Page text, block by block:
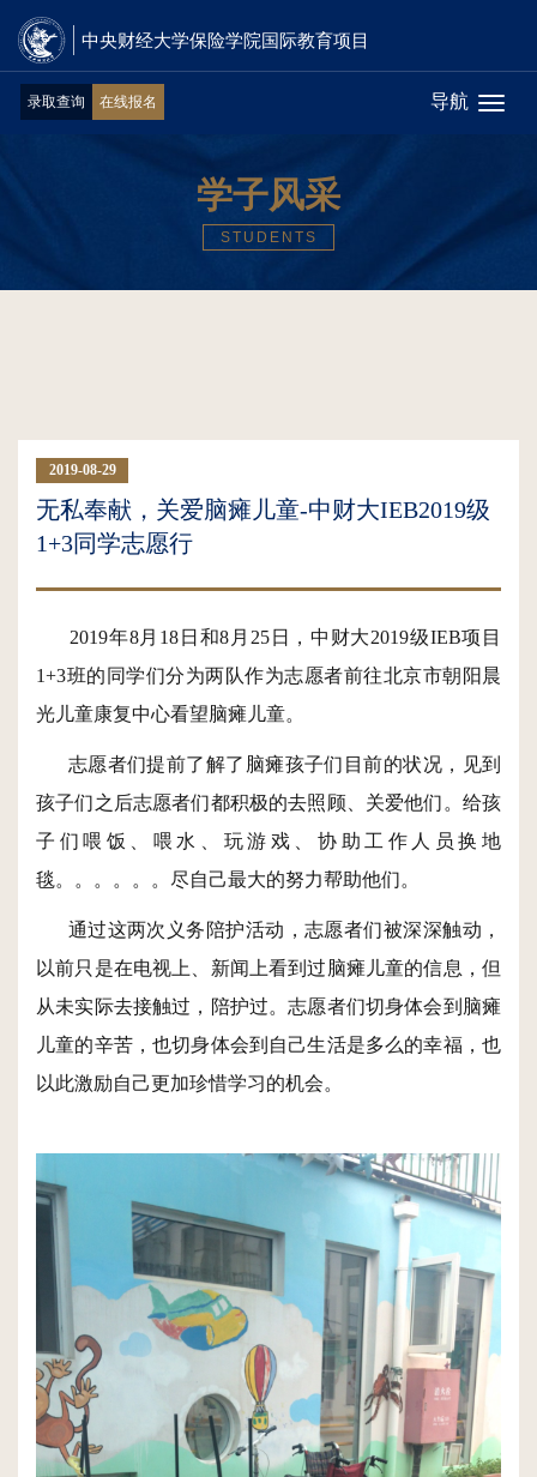
中央财经大学保险学院国际教育项目
录取查询 在线报名 导航
学子风采
STUDENTS
2019-08-29
09:21:22
无私奉献，关爱脑瘫儿童-中财大IEB2019级
1+3同学志愿行
2019年8月18日和8月25日，中财大2019级IEB项目
1+3班的同学们分为两队作为志愿者前往北京市朝阳晨
光儿童康复中心看望脑瘫儿童。
志愿者们提前了解了脑瘫孩子们目前的状况，见到
孩子们之后志愿者们都积极的去照顾、关爱他们。给孩
子们喂饭、喂水、玩游戏、协助工作人员换地
毯。。。。。。尽自己最大的努力帮助他们。
通过这两次义务陪护活动，志愿者们被深深触动，
以前只是在电视上、新闻上看到过脑瘫儿童的信息，但
从未实际去接触过，陪护过。志愿者们切身体会到脑瘫
儿童的辛苦，也切身体会到自己生活是多么的幸福，也
以此激励自己更加珍惜学习的机会。